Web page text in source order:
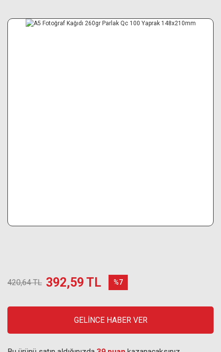
420,64 TL 392,59 TL %7
GELİNCE HABER VER